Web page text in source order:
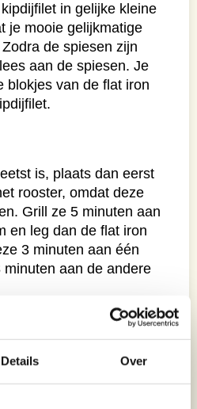
Details Over
in gelijke kleine
je mooie gelijkmatige
de spiesen zijn
aan de spiesen. Je
blokjes van de flat iron
is, plaats dan eerst
rooster, omdat deze
Grill ze 5 minuten aan
en leg dan de flat iron
3 minuten aan één
aan de andere